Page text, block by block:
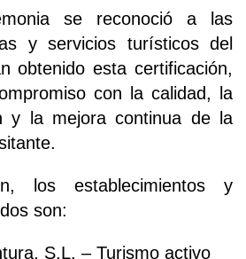
se reconoció a las
y servicios turísticos del
obtenido esta certificación,
con la calidad, la
y la mejora continua de la
los establecimientos y
son:
S.L. – Turismo activo